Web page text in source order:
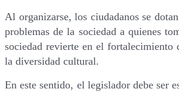
Al organizarse, los ciudadanos se
problemas de la sociedad a quienes
sociedad revierte en el fortalecimiento
la diversidad cultural.
En este sentido, el legislador debe ser